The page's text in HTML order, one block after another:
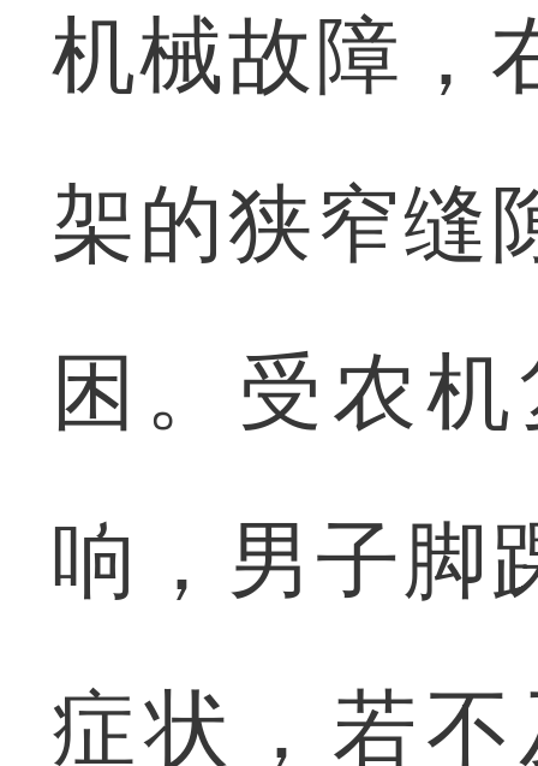
机械故障，
架的狭窄缝
困。受农
响，男子脚
症状，若